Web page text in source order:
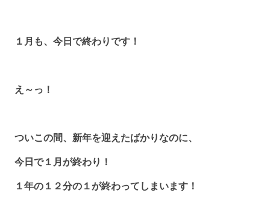
１月も、今日で終わりです！
え～っ！
ついこの間、新年を迎えたばかりなのに、
今日で１月が終わり！
１年の１２分の１が終わってしまいます！